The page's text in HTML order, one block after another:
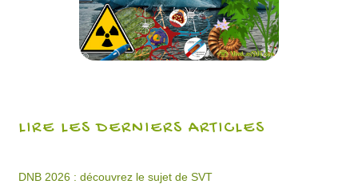
LIRE LES DERNIERS ARTICLES
DNB 2026 : découvrez le sujet de SVT